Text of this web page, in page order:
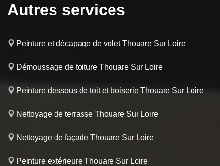
Autres services
Peinture et décapage de volet Thouare Sur Loire
Démoussage de toiture Thouare Sur Loire
Peinture dessous de toit et boiserie Thouare Sur Loire
Nettoyage de terrasse Thouare Sur Loire
Nettoyage de façade Thouare Sur Loire
Peinture extérieure Thouare Sur Loire